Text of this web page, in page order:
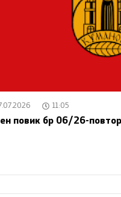
11:05
повик бр 06/26-